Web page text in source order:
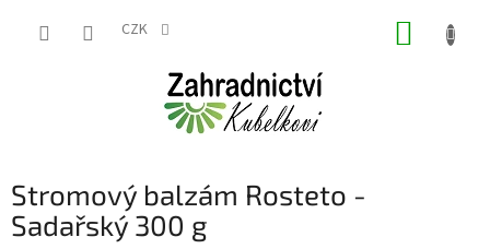
CZK
Stromový balzám Rosteto -
Sadařský 300 g